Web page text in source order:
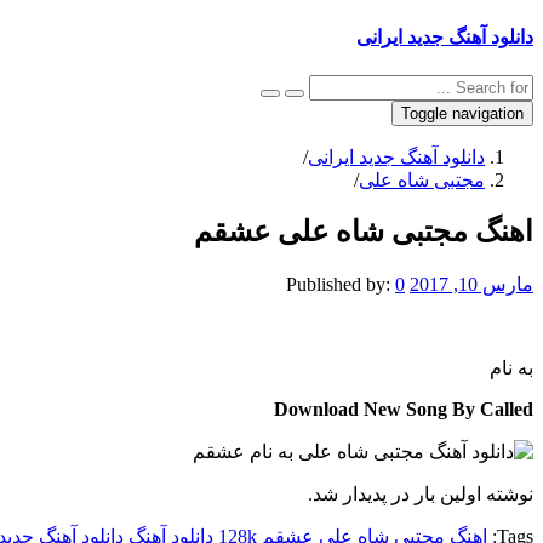
دانلود آهنگ جدید ایرانی
Toggle navigation
دانلود آهنگ جدید ایرانی/
مجتبی شاه علی/
اهنگ مجتبی شاه علی عشقم
مارس 10, 2017 Published by: 0
به نام
Download New Song By Called
نوشته اولین بار در پدیدار شد.
Tags: اهنگ مجتبی شاه علی عشقم 128k دانلود آهنگ دانلود آهنگ جدید